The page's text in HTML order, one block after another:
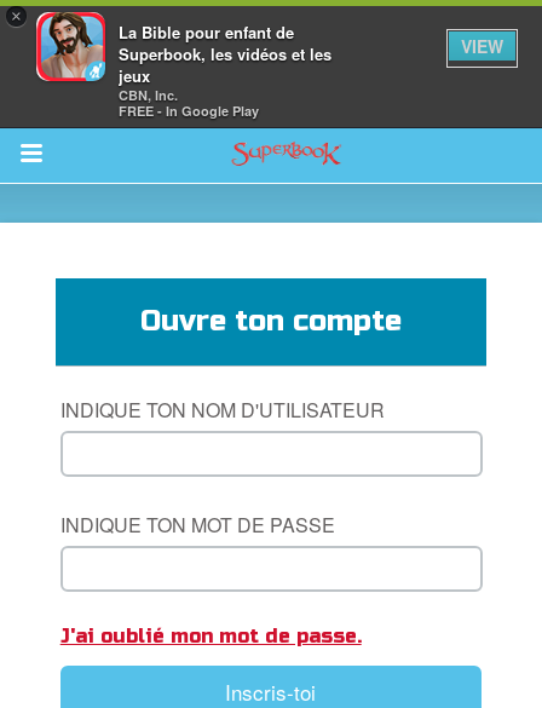
×
La Bible pour enfant de
Superbook, les vidéos et les
jeux
CBN, Inc.
FREE - In Google Play
VIEW
Return to Content
Ouvre ton compte
INDIQUE TON NOM D'UTILISATEUR
INDIQUE TON MOT DE PASSE
J'ai oublié mon mot de passe.
Inscris-toi